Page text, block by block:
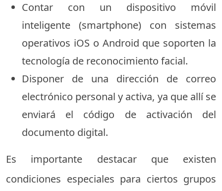
Contar con un dispositivo móvil
inteligente (smartphone) con sistemas
operativos iOS o Android que soporten la
tecnología de reconocimiento facial.
Disponer de una dirección de correo
electrónico personal y activa, ya que allí se
enviará el código de activación del
documento digital.
Es importante destacar que existen
condiciones especiales para ciertos grupos